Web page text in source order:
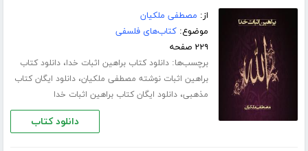
از: مصطفی ملکیان
موضوع:کتاب‌های فلسفی
۲۲۹ صفحه
برچسب‌ها:دانلود کتاب براهین اثبات خدا،دانلود کتاب
براهین اثبات نوشته مصطفی ملکیان،دانلود ایگان کتاب
مذهبی،دانلود ایگان کتاب براهین اثبات خدا
دانلود کتاب